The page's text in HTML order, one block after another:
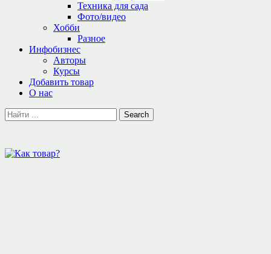
Техника для сада
Фото/видео
Хобби
Разное
Инфобизнес
Авторы
Курсы
Добавить товар
О нас